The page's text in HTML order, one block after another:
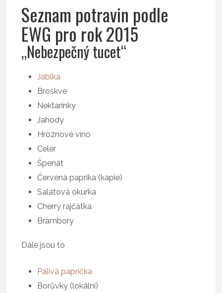
Seznam potravin podle
EWG pro rok 2015
„Nebezpečný tucet“
Jablka
Broskve
Nektarinky
Jahody
Hroznové víno
Celer
Špenát
Červená paprika (kapie)
Salátová okurka
Cherry rajčátka
Brambory
Dále jsou to
Pálivá paprička
Borůvky (lokální)